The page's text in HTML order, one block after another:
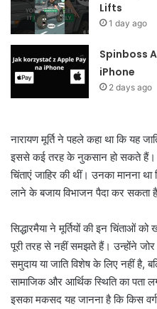
Lifts
1 day ago
Spinboss
iPhone
2 days ago
नारायण मूर्ति ने पहले कहा था कि यह
इससे कई तरह के नुकसान हो सकते हैं।
चिंताएं जाहिर की थीं। उनका मानना
लाने के बजाय विभाजन पैदा कर सकता
सिद्धारमैया ने मूर्तियों की इन चिंताओं
पूरी तरह से नहीं समझते हैं। उन्होंने
समुदाय या जाति विशेष के लिए नहीं है,
सामाजिक और आर्थिक स्थिति का पता
इसका मकसद यह जानना है कि किस